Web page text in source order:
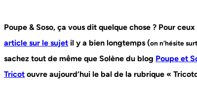
Poupe & Soso, ça vous dit quelque chose ? Pour
article sur le sujet il y a bien longtemps (on n’hésite
sachez tout de même que Solène du blog Poupe et
Tricot ouvre aujourd’hui le bal de la rubrique «